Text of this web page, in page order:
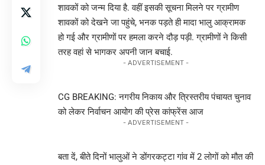
शावकों को जन्म दिया है. वहीं इसकी सूचना मिलने पर ग्रामीण
शावकों को देखने जा पहुंचे, भनक पड़ते ही मादा भालु आक्रामक
हो गई और ग्रामीणों पर हमला करने दौड़ पड़ी. ग्रामीणों ने किसी
तरह वहां से भागकर अपनी जान बचाई.
- ADVERTISEMENT -
CG BREAKING: नगरीय निकाय और त्रिस्तरीय पंचायत चुनाव
को लेकर निर्वाचन आयोग की प्रेस कांफ्रेंस आज
- ADVERTISEMENT -
बता दें, बीते दिनों भालुओं ने डोंगरकट्टा गांव में 2 लोगों को मौत की